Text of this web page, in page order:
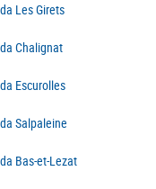
Les Girets
Chalignat
Escurolles
Salpaleine
Bas-et-Lezat